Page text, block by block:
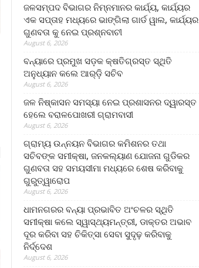
ଜଳସମ୍ପଦ ବିଭାଗର ନିମ୍ନମାନର କାର୍ଯ୍ୟ, କାର୍ଯ୍ୟର
ଏକ ସପ୍ତାହ ମଧ୍ୟରେ ଭାଙ୍ଗିଲା ଗାର୍ଡ ୱାଲ, କାର୍ଯ୍ୟର
ଗୁଣବତା କୁ ନେଇ ପ୍ରଶ୍ନବାଚୀ
August 6, 2026
ବନ୍ୟାରେ ପ୍ରମୁଖ ସଡ଼କ କ୍ଷତିଗ୍ରସ୍ତ ସ୍ଥିତି
ଅନୁଧ୍ୟାନ କଲେ ଆର୍‌ଡ଼ି ସଚିବ
August 6, 2026
ଜଳ ନିଷ୍କାସନ ସମସ୍ୟା ନେଇ ପ୍ରଶାସନର ଦ୍ୱାରସ୍ତ
ହେଲେ ବରାଳପୋଖରୀ ଗ୍ରାମବାସୀ
August 6, 2026
ଗ୍ରାମ୍ୟ ଉନ୍ନୟନ ବିଭାଗର କମିଶନର ତଥା
ସଚିବଙ୍କ ସମୀକ୍ଷା, ଜନକଲ୍ୟାଣ ଯୋଜନା ଗୁଡିକର
ଗୁଣବତା ସହ ସମୟସୀମା ମଧ୍ୟରେ ଶେଷ କରିବାକୁ
ଗୁରୁତ୍ୱାରୋପ
August 6, 2026
ଧାମନଗରର ବନ୍ୟା ପ୍ରଭାବିତ ଅଂଚଳର ସ୍ଥିତି
ସମୀକ୍ଷା କଲେ ସ୍ୱାସ୍ଥ୍ୟମନ୍ତ୍ରୀ, ଡାକ୍ତର ଅଭାବ
ଦୂର କରିବା ସହ ଚିକିତ୍ସା ସେବା ସୁଦୃଢ଼ କରିବାକୁ
ନିର୍ଦ୍ଦେଶ
August 6, 2026